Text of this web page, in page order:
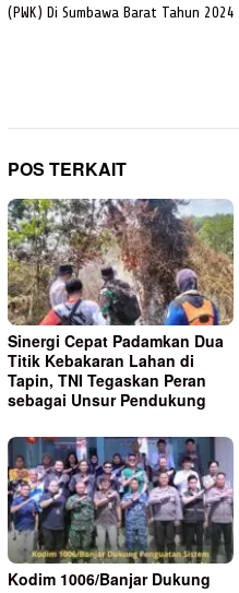
(PWK) Di Sumbawa Barat Tahun 2024
POS TERKAIT
Sinergi Cepat Padamkan Dua
Titik Kebakaran Lahan di
Tapin, TNI Tegaskan Peran
sebagai Unsur Pendukung
Kodim 1006/Banjar Dukung